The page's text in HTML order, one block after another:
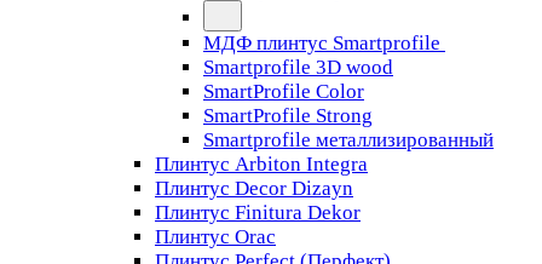
МДФ плинтус Smartprofile
Smartprofile 3D wood
SmartProfile Color
SmartProfile Strong
Smartprofile металлизированный
Плинтус Arbiton Integra
Плинтус Decor Dizayn
Плинтус Finitura Dekor
Плинтус Orac